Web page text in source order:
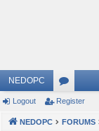
NEDOPC
or
u
Logout Register
NEDOPC FORUMS